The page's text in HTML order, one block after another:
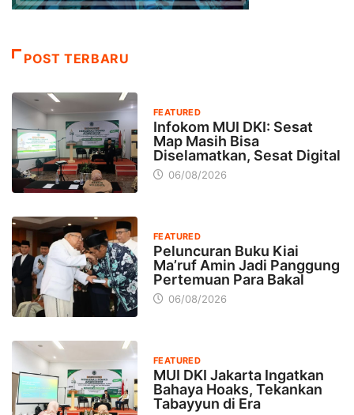
POST TERBARU
FEATURED
Infokom MUI DKI: Sesat
Map Masih Bisa
Diselamatkan, Sesat Digital
06/08/2026
FEATURED
Peluncuran Buku Kiai
Ma’ruf Amin Jadi Panggung
Pertemuan Para Bakal
06/08/2026
FEATURED
MUI DKI Jakarta Ingatkan
Bahaya Hoaks, Tekankan
Tabayyun di Era